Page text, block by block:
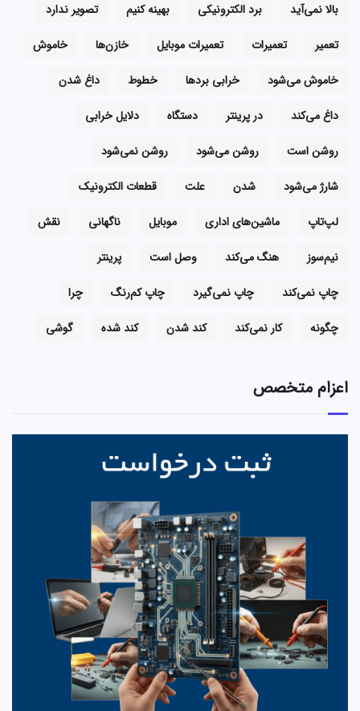
بالا نمی‌آید
برد الکترونیکی بهینه کنیم
تصویر ندارد
تعمیر
تعمیرات تعمیرات موبایل خازن‌ها
خاموش
خاموش می‌شود
خرابی بردها خطوط
داغ شدن
داغ می‌کند
در پرینتر دستگاه
دلایل خرابی
روشن است
روشن می‌شود
روشن نمی‌شود
شارژ می‌شود
شدن علت
قطعات الکترونیک
لپ‌تاپ
ماشین‌های اداری موبایل ناگهانی
نقش
نیم‌سوز
هنگ می‌کند وصل است
پرینتر
چاپ نمی‌کند
چاپ نمی‌گیرد چاپ کم‌رنگ
چرا
چگونه
کار نمی‌کند کند شدن کند شده گوشی
اعزام متخصص